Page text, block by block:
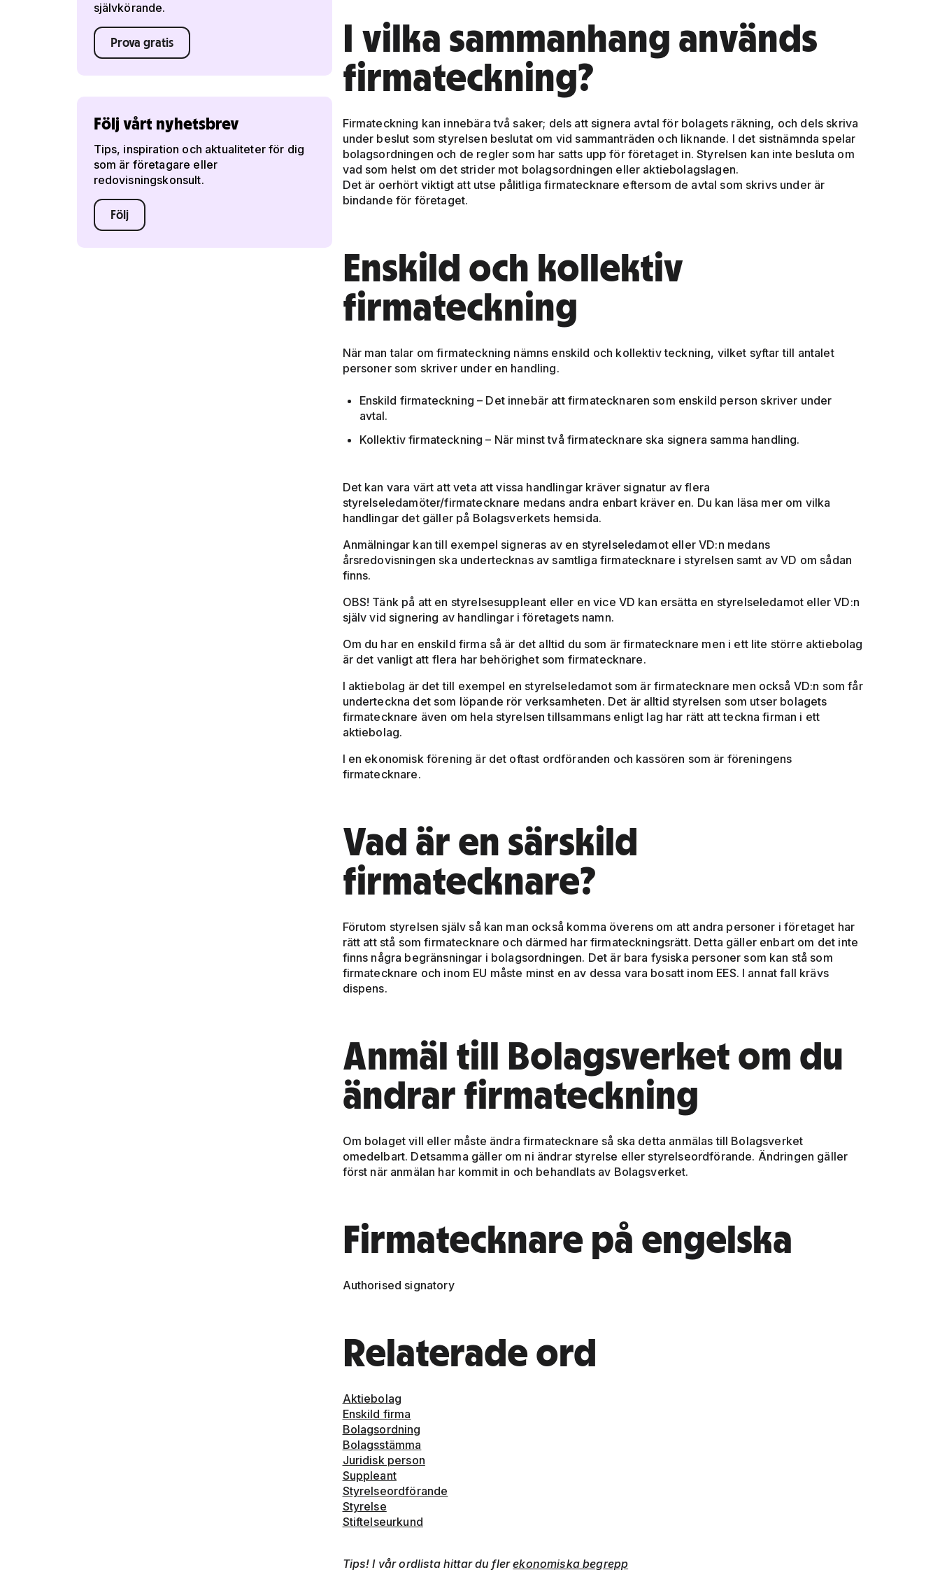
självkörande.
Prova gratis
Följ vårt nyhetsbrev
Tips, inspiration och aktualiteter för dig
som är företagare eller
redovisningskonsult.
Följ
I vilka sammanhang används
firmateckning?
Firmateckning kan innebära två saker; dels att signera avtal för bolagets räkning, och dels skriva
under beslut som styrelsen beslutat om vid sammanträden och liknande. I det sistnämnda spelar
bolagsordningen och de regler som har satts upp för företaget in. Styrelsen kan inte besluta om
vad som helst om det strider mot bolagsordningen eller aktiebolagslagen.
Det är oerhört viktigt att utse pålitliga firmatecknare eftersom de avtal som skrivs under är
bindande för företaget.
Enskild och kollektiv
firmateckning
När man talar om firmateckning nämns enskild och kollektiv teckning, vilket syftar till antalet
personer som skriver under en handling.
Enskild firmateckning – Det innebär att firmatecknaren som enskild person skriver under
avtal.
Kollektiv firmateckning – När minst två firmatecknare ska signera samma handling.
Det kan vara värt att veta att vissa handlingar kräver signatur av flera
styrelseledamöter/firmatecknare medans andra enbart kräver en. Du kan läsa mer om vilka
handlingar det gäller på Bolagsverkets hemsida.
Anmälningar kan till exempel signeras av en styrelseledamot eller VD:n medans
årsredovisningen ska undertecknas av samtliga firmatecknare i styrelsen samt av VD om sådan
finns.
OBS! Tänk på att en styrelsesuppleant eller en vice VD kan ersätta en styrelseledamot eller VD:n
själv vid signering av handlingar i företagets namn.
Om du har en enskild firma så är det alltid du som är firmatecknare men i ett lite större aktiebolag
är det vanligt att flera har behörighet som firmatecknare.
I aktiebolag är det till exempel en styrelseledamot som är firmatecknare men också VD:n som får
underteckna det som löpande rör verksamheten. Det är alltid styrelsen som utser bolagets
firmatecknare även om hela styrelsen tillsammans enligt lag har rätt att teckna firman i ett
aktiebolag.
I en ekonomisk förening är det oftast ordföranden och kassören som är föreningens
firmatecknare.
Vad är en särskild
firmatecknare?
Förutom styrelsen själv så kan man också komma överens om att andra personer i företaget har
rätt att stå som firmatecknare och därmed har firmateckningsrätt. Detta gäller enbart om det inte
finns några begränsningar i bolagsordningen. Det är bara fysiska personer som kan stå som
firmatecknare och inom EU måste minst en av dessa vara bosatt inom EES. I annat fall krävs
dispens.
Anmäl till Bolagsverket om du
ändrar firmateckning
Om bolaget vill eller måste ändra firmatecknare så ska detta anmälas till Bolagsverket
omedelbart. Detsamma gäller om ni ändrar styrelse eller styrelseordförande. Ändringen gäller
först när anmälan har kommit in och behandlats av Bolagsverket.
Firmatecknare på engelska
Authorised signatory
Relaterade ord
Aktiebolag
Enskild firma
Bolagsordning
Bolagsstämma
Juridisk person
Suppleant
Styrelseordförande
Styrelse
Stiftelseurkund
Tips! I vår ordlista hittar du flerekonomiska begrepp